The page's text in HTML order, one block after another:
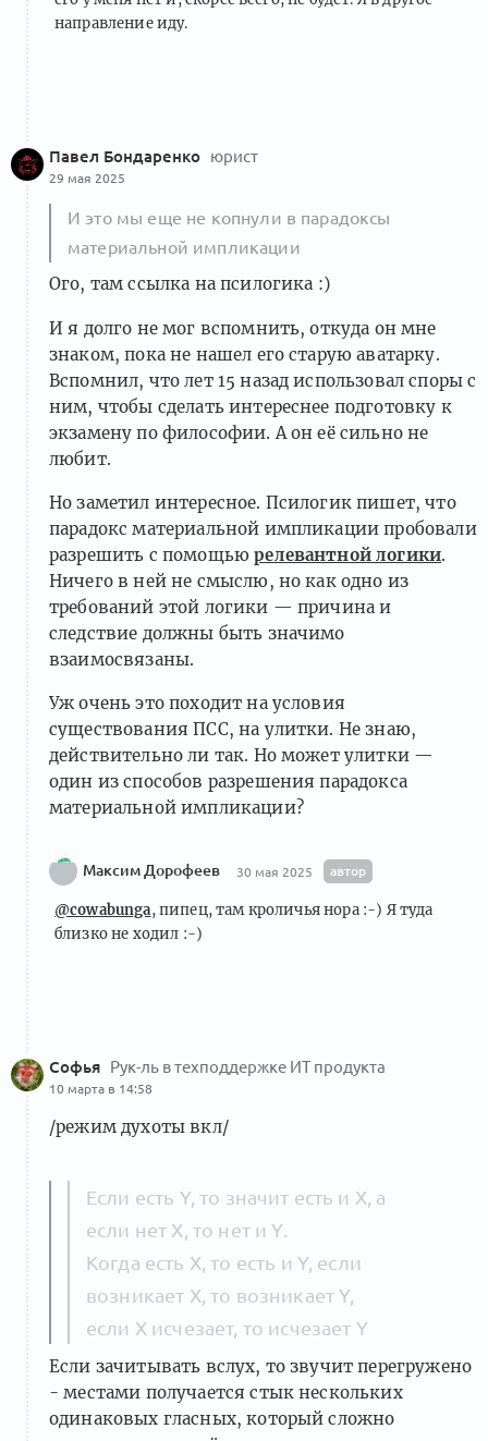
направление иду.
Павел Бондаренко юрист
29 мая 2025
И это мы еще не копнули в парадоксы
материальной импликации
Ого, там ссылка на псилогика :)
И я долго не мог вспомнить, откуда он мне
знаком, пока не нашел его старую аватарку.
Вспомнил, что лет 15 назад использовал споры с
ним, чтобы сделать интереснее подготовку к
экзамену по философии. А он её сильно не
любит.
Но заметил интересное. Псилогик пишет, что
парадокс материальной импликации пробовали
разрешить с помощьюрелевантной логики.
Ничего в ней не смыслю, но как одно из
требований этой логики — причина и
следствие должны быть значимо
взаимосвязаны.
Уж очень это походит на условия
существования ПСС, на улитки. Не знаю,
действительно ли так. Но может улитки —
один из способов разрешения парадокса
материальной импликации?
Максим Дорофеев 30 мая 2025 автор
@cowabunga, пипец, там кроличья нора :-) Я туда
близко не ходил :-)
Софья Рук-ль в техподдержке ИТ продукта
10 марта в 14:58
/режим духоты вкл/
Если есть Y, то значит есть и X, а
если нет Х, то нет и Y.
Когда есть X, то есть и Y, если
возникает X, то возникает Y,
если X исчезает, то исчезает Y
Если зачитывать вслух, то звучит перегружено
- местами получается стык нескольких
одинаковых гласных, который сложно